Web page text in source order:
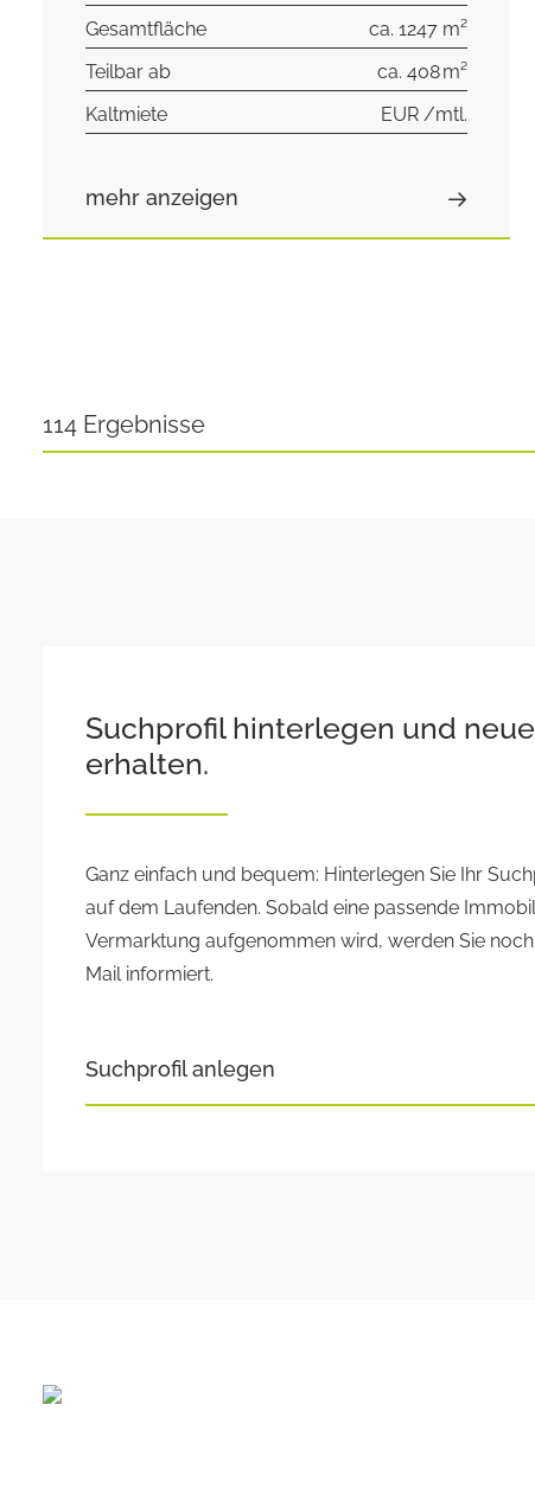
Gesamtfläche
ca. 1247 m²
Teilbar ab
ca. 408 m²
Kaltmiete
EUR /mtl.
mehr anzeigen
114 Ergebnisse
Suchprofil hinterlegen und
erhalten.
Ganz einfach und bequem: Hinterlegen Sie Ihr
auf dem Laufenden. Sobald eine passende
Vermarktung aufgenommen wird, werden Sie
Mail informiert.
Suchprofil anlegen